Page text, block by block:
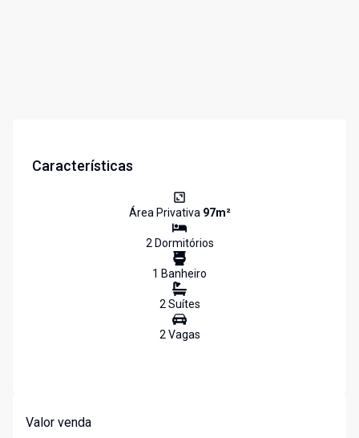
Características
Área Privativa 97m²
2Dormitórios
1 Banheiro
2Suítes
2Vagas
Valor venda